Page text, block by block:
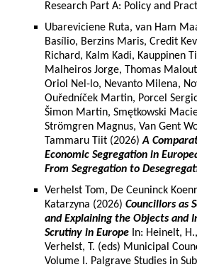
Research Part A: Policy and
Ubareviciene Ruta, van Ham
Basílio, Berzins Maris, Credit
Richard, Kalm Kadi, Kauppinen
Malheiros Jorge, Thomas
Oriol Nel-lo, Nevanto Milena,
Ouředníček Martin, Porcel
Šimon Martin, Smętkowski
Strömgren Magnus, Van Gent
Tammaru Tiit (2026)A
Economic Segregation in
From Segregation to
Verhelst Tom, De Ceuninck
Katarzyna (2026) Councillors as
and Explaining the Objects and
Scrutiny in Europe In: Heinelt,
Verhelst, T. (eds) Municipal
Volume I. Palgrave Studies in